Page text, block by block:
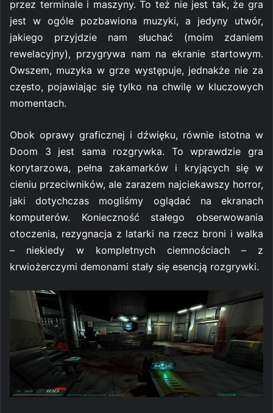
przez terminale i maszyny. To też nie jest tak, że gra
jest w ogóle pozbawiona muzyki, a jedyny utwór,
jakiego przyjdzie nam słuchać (moim zdaniem
rewelacyjny), przygrywa nam na ekranie startowym.
Owszem, muzyka w grze występuje, jednakże nie za
często, pojawiając się tylko na chwilę w kluczowych
momentach.
Obok oprawy graficznej i dźwięku, równie istotna w
Doom 3 jest sama rozgrywka. To wprawdzie gra
korytarzowa, pełna zakamarków i kryjących się w
cieniu przeciwników, ale zarazem najciekawszy horror,
jaki dotychczas mogliśmy oglądać na ekranach
komputerów. Konieczność stałego obserwowania
otoczenia, rezygnacja z latarki na rzecz broni i walka
– niekiedy w kompletnych ciemnościach – z
krwiożerczymi demonami stały się esencją rozgrywki.